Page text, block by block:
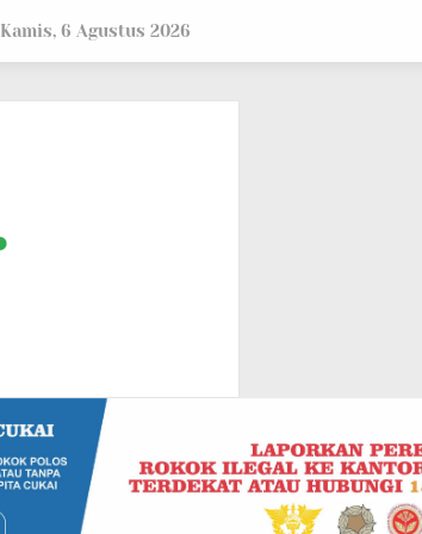
Kamis, 6 Agustus 2026